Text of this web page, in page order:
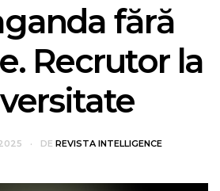
fără
Recrutor la
DE REVISTA INTELLIGENCE